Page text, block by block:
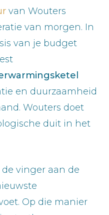
van Wouters
van morgen. In
van je budget
en duurzaamheid
Wouters doet
duit in het
vinger aan de
Op die manier